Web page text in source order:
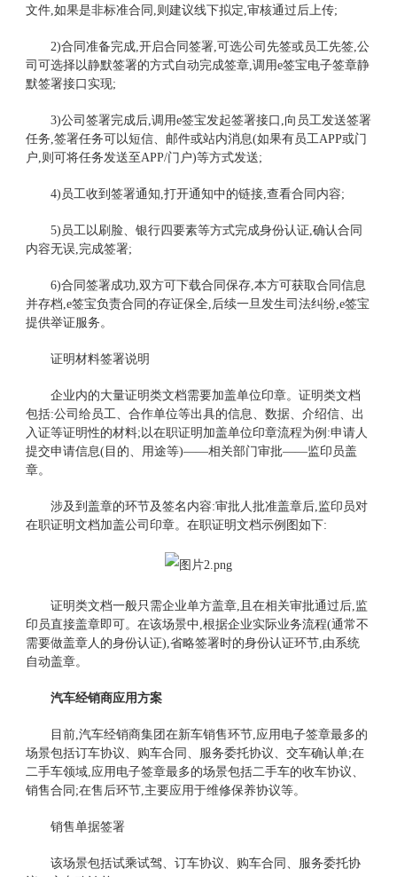
文件,如果是非标准合同,则建议线下拟定,审核通过后上传;
2)合同准备完成,开启合同签署,可选公司先签或员工先签,公
司可选择以静默签署的方式自动完成签章,调用e签宝电子签章静
默签署接口实现;
3)公司签署完成后,调用e签宝发起签署接口,向员工发送签署
任务,签署任务可以短信、邮件或站内消息(如果有员工APP或门
户,则可将任务发送至APP/门户)等方式发送;
4)员工收到签署通知,打开通知中的链接,查看合同内容;
5)员工以刷脸、银行四要素等方式完成身份认证,确认合同
内容无误,完成签署;
6)合同签署成功,双方可下载合同保存,本方可获取合同信息
并存档,e签宝负责合同的存证保全,后续一旦发生司法纠纷,e签宝
提供举证服务。
证明材料签署说明
企业内的大量证明类文档需要加盖单位印章。证明类文档
包括:公司给员工、合作单位等出具的信息、数据、介绍信、出
入证等证明性的材料;以在职证明加盖单位印章流程为例:申请人
提交申请信息(目的、用途等)——相关部门审批——监印员盖
章。
涉及到盖章的环节及签名内容:审批人批准盖章后,监印员对
在职证明文档加盖公司印章。在职证明文档示例图如下:
证明类文档一般只需企业单方盖章,且在相关审批通过后,监
印员直接盖章即可。在该场景中,根据企业实际业务流程(通常不
需要做盖章人的身份认证),省略签署时的身份认证环节,由系统
自动盖章。
汽车经销商应用方案
目前,汽车经销商集团在新车销售环节,应用电子签章最多的
场景包括订车协议、购车合同、服务委托协议、交车确认单;在
二手车领域,应用电子签章最多的场景包括二手车的收车协议、
销售合同;在售后环节,主要应用于维修保养协议等。
销售单据签署
该场景包括试乘试驾、订车协议、购车合同、服务委托协